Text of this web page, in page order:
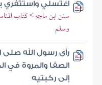
اغتسلي واستثفري
سنن ابن ماجه > كتاب
وسلم
رأى رسول الله
الصفا والمروة
إلى ركبتيه